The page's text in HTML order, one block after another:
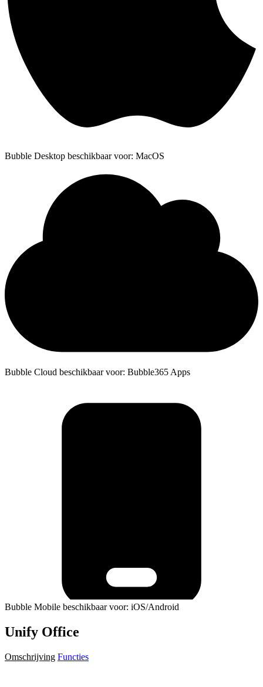
Bubble Desktop beschikbaar voor: MacOS
Bubble Cloud beschikbaar voor: Bubble365 Apps
Bubble Mobile beschikbaar voor: iOS/Android
Unify Office
Omschrijving Functies